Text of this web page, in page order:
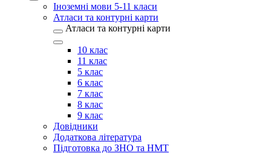
Іноземні мови 5-11 класи
Атласи та контурні карти
Атласи та контурні карти
10 клас
11 клас
5 клас
6 клас
7 клас
8 клас
9 клас
Довідники
Додаткова література
Підготовка до ЗНО та НМТ